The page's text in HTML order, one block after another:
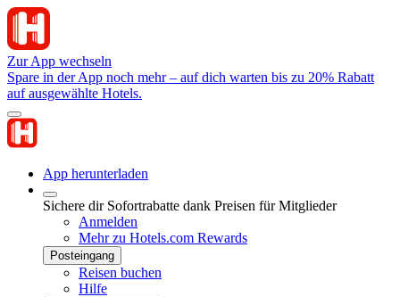
Zur App wechseln
Spare in der App noch mehr – auf dich warten bis zu 20% Rabatt
auf ausgewählte Hotels.
App herunterladen
Sichere dir Sofortrabatte dank Preisen für Mitglieder
Anmelden
Mehr zu Hotels.com Rewards
Posteingang
Reisen buchen
Hilfe